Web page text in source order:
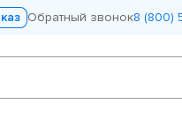
Обратный звонок8 (800)